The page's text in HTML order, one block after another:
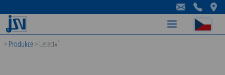
-
-
-
>Produkce>Letectví